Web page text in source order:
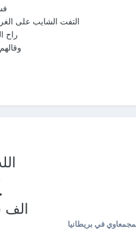
التفت الشايب على
راح
الف
في بريطانيا